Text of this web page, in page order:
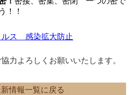
！！
ルス 感染拡大防止
力よろしくお願いいたします。
情報一覧に戻る